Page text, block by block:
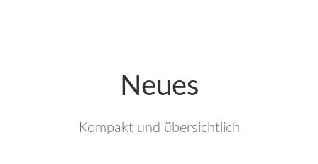
Neues
Kompakt und übersichtlich